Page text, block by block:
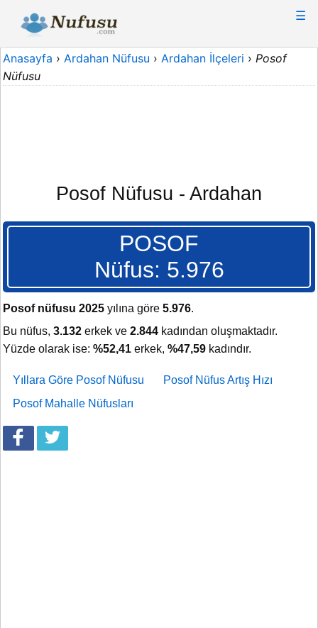
☰
Anasayfa › Ardahan Nüfusu › Ardahan İlçeleri › Posof
Nüfusu
Posof Nüfusu - Ardahan
POSOF
Nüfus: 5.976
Posof nüfusu 2025 yılına göre 5.976.
Bu nüfus, 3.132 erkek ve 2.844 kadından oluşmaktadır.
Yüzde olarak ise: %52,41 erkek, %47,59 kadındır.
Yıllara Göre Posof Nüfusu
Posof Nüfus Artış Hızı
Posof Mahalle Nüfusları